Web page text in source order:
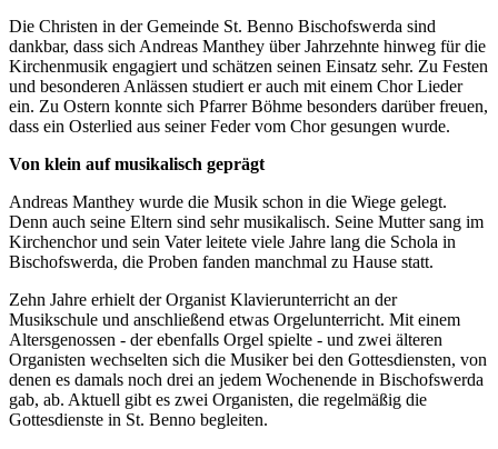
Die Christen in der Gemeinde St. Benno Bischofswerda sind
dankbar, dass sich Andreas Manthey über Jahrzehnte hinweg für die
Kirchenmusik engagiert und schätzen seinen Einsatz sehr. Zu Festen
und besonderen Anlässen studiert er auch mit einem Chor Lieder
ein. Zu Ostern konnte sich Pfarrer Böhme besonders darüber freuen,
dass ein Osterlied aus seiner Feder vom Chor gesungen wurde.
Von klein auf musikalisch geprägt
Andreas Manthey wurde die Musik schon in die Wiege gelegt.
Denn auch seine Eltern sind sehr musikalisch. Seine Mutter sang im
Kirchenchor und sein Vater leitete viele Jahre lang die Schola in
Bischofswerda, die Proben fanden manchmal zu Hause statt.
Zehn Jahre erhielt der Organist Klavierunterricht an der
Musikschule und anschließend etwas Orgelunterricht. Mit einem
Altersgenossen - der ebenfalls Orgel spielte - und zwei älteren
Organisten wechselten sich die Musiker bei den Gottesdiensten, von
denen es damals noch drei an jedem Wochenende in Bischofswerda
gab, ab. Aktuell gibt es zwei Organisten, die regelmäßig die
Gottesdienste in St. Benno begleiten.